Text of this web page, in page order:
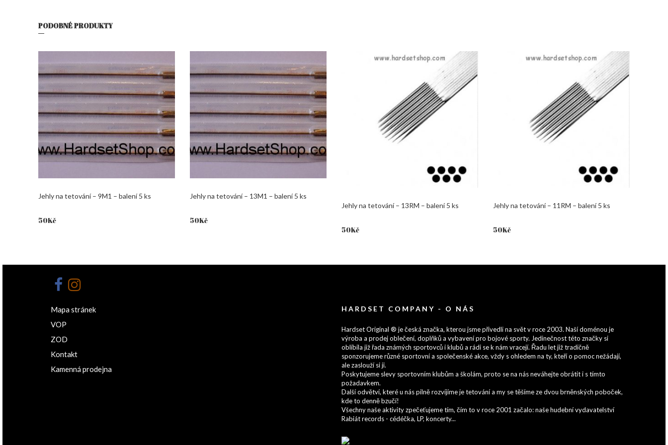
PODOBNÉ PRODUKTY
Jehly na tetování – 9M1 – balení 5 ks
50Kč
Jehly na tetování – 13M1 – balení 5 ks
50Kč
Jehly na tetování – 13RM – balení 5 ks
50Kč
Jehly na tetování – 11RM – balení 5 ks
50Kč
Mapa stránek
VOP
ZOD
Kontakt
Kamenná prodejna
HARDSET COMPANY - O NÁS
Hardset Original ® je česká značka, kterou jsme přivedli na svět v roce 2003. Naší doménou je
výroba a prodej oblečení, doplňků a vybavení pro bojové sporty. Jedinečnost této značky si
oblíbila již řada známých sportovců i klubů a rádi se k nám vracejí. Řadu let již tradičně
sponzorujeme různé sportovní a společenské akce, vždy s ohledem na ty, kteří o pomoc nežádají,
ale zaslouží si ji.
Poskytujeme slevy sportovním klubům a školám, proto se na nás neváhejte obrátit i s tímto
požadavkem.
Další odvětví, které u nás pilně rozvíjíme je tetování a my se těšíme ze dvou brněnských poboček,
kde to denně bzučí!
Všechny naše aktivity zpečeťujeme tím, čím to v roce 2001 začalo: naše hudební vydavatelství
Rabiát records - cédéčka, LP, koncerty...